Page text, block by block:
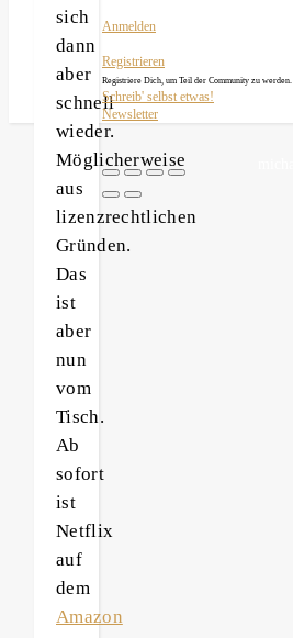
sich
dann
aber
schnell
wieder.
Möglicherweise
aus
lizenzrechtlichen
Gründen.
Das
ist
aber
nun
vom
Tisch.
Ab
sofort
ist
Netflix
auf
dem
Amazon
Anmelden
Registrieren
Registriere Dich, um Teil der Community zu werden.
Schreib' selbst etwas!
Newsletter